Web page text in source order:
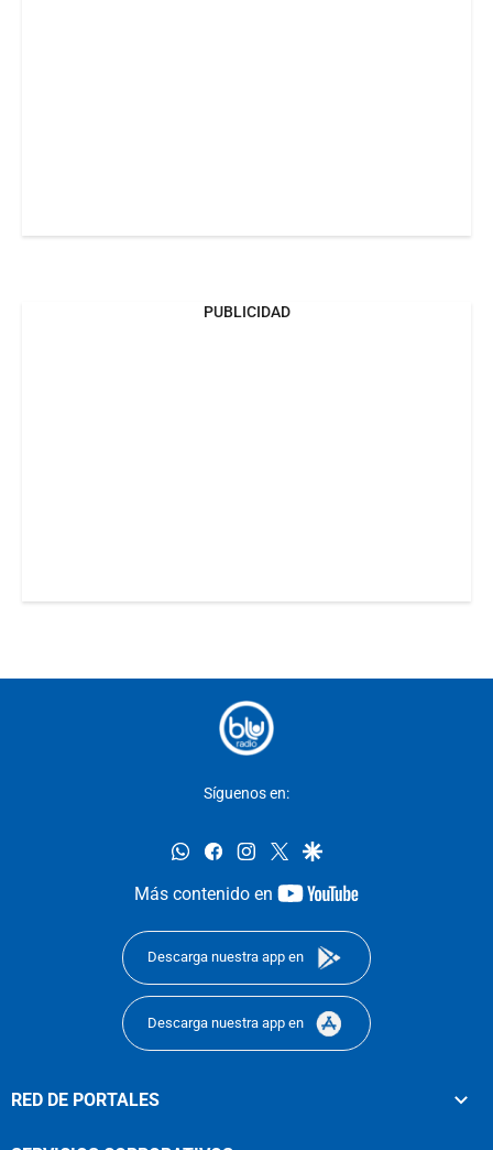
PUBLICIDAD
Síguenos en:
whatsappfacebookinstagram
twittergoogle
Más contenido en
youtube-
Descarga nuestra app en
Descarga nuestra app en
RED DE PORTALES